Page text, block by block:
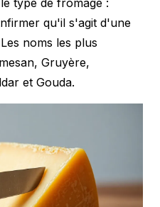
type de fromage :
qu'il s'agit d'une
noms les plus
Gruyère,
et Gouda.